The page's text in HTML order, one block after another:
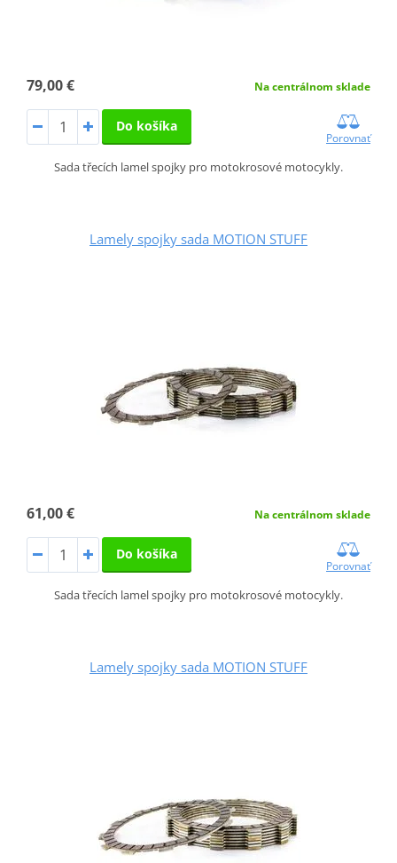
79,00 € Na centrálnom sklade
Do košíka
Porovnať
Sada třecích lamel spojky pro motokrosové motocykly.
Lamely spojky sada MOTION STUFF
61,00 € Na centrálnom sklade
Do košíka
Porovnať
Sada třecích lamel spojky pro motokrosové motocykly.
Lamely spojky sada MOTION STUFF